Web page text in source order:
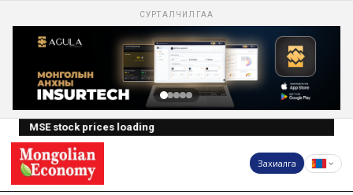
СУРТАЛЧИЛГАА
MSE stock prices loading
Захиалга